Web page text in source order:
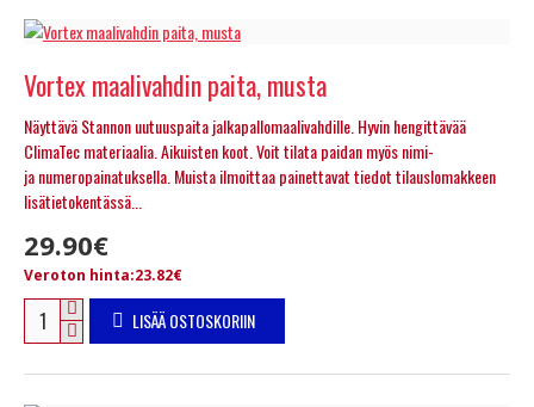
Vortex maalivahdin paita, musta
Näyttävä Stannon uutuuspaita jalkapallomaalivahdille. Hyvin hengittävää
ClimaTec materiaalia. Aikuisten koot. Voit tilata paidan myös nimi-
ja numeropainatuksella. Muista ilmoittaa painettavat tiedot tilauslomakkeen
lisätietokentässä...
29.90€
Veroton hinta:23.82€
LISÄÄ OSTOSKORIIN